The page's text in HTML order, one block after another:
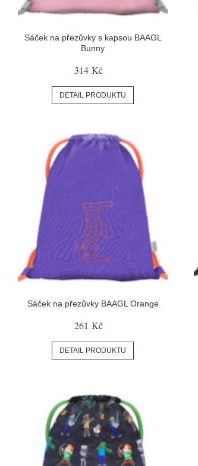
Sáček na přezůvky s kapsou BAAGL
Bunny
314 Kč
DETAIL PRODUKTU
Sáček na přezůvky BAAGL Orange
261 Kč
DETAIL PRODUKTU